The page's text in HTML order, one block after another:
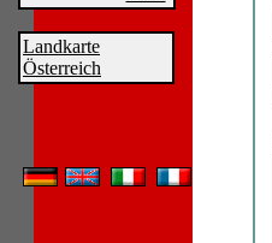
Landkarte
Österreich